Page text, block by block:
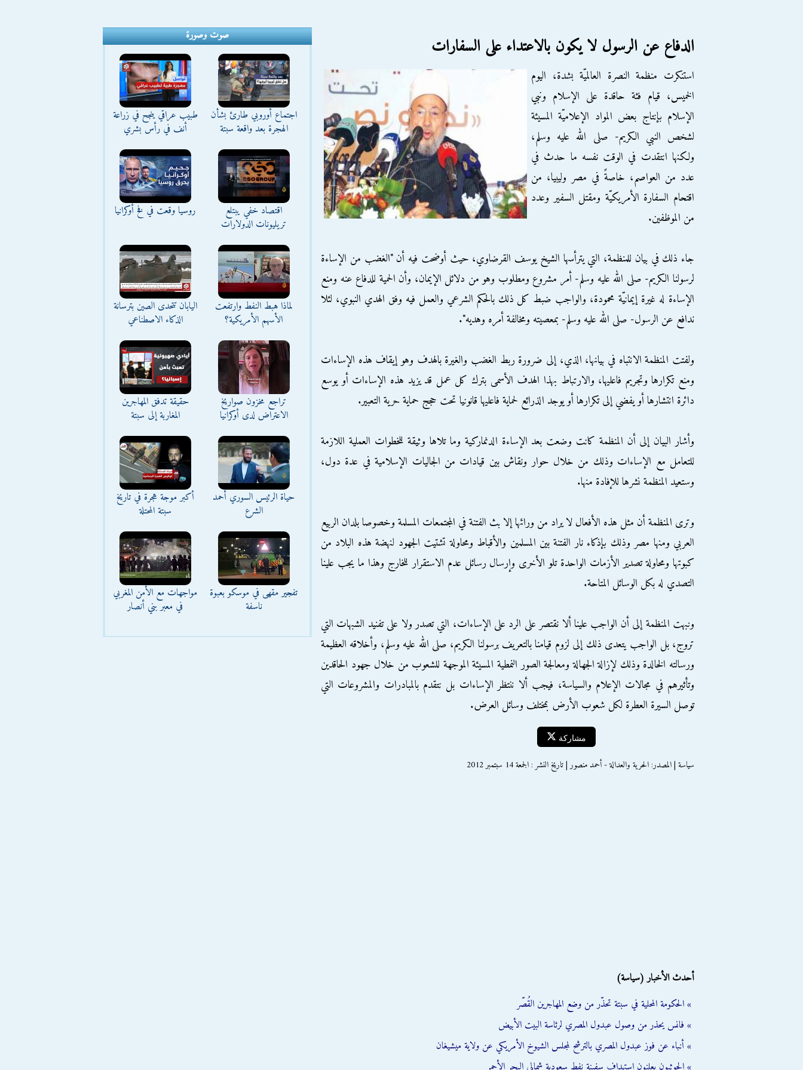
الدفاع عن الرسول لا يكون بالاعتداء على السفارات
استنكرت منظمة النصرة العالميّة بشدة، اليوم
الخميس، قيام فئة حاقدة على الإسلام ونبي
الإسلام بإنتاج بعض المواد الإعلاميّة المسيئة
لشخص النبي الكريم- صلى الله عليه وسلم،
ولكنها انتقدت في الوقت نفسه ما حدث في
عدد من العواصم، خاصةً في مصر وليبيا، من
اقتحام السفارة الأمريكيّة ومقتل السفير وعدد
من الموظفين.
جاء ذلك في بيان للمنظمة، التي يترأسها الشيخ يوسف القرضاوي، حيث أوضحت فيه أن "الغضب من الإساءة
لرسولنا الكريم- صلى الله عليه وسلم- أمر مشروع ومطلوب وهو من دلائل الإيمان، وأن الحمية للدفاع عنه ومنع
الإساءة له غيرة إيمانيّة محمودة، والواجب ضبط كل ذلك بالحكم الشرعي والعمل فيه وفق الهدي النبوي، لئلا
ندافع عن الرسول- صلى الله عليه وسلم- بمعصيته ومخالفة أمره وهديه".
ولفتت المنظمة الانتباه في بيانها، الذي، إلى ضرورة ربط الغضب والغيرة بالهدف وهو إيقاف هذه الإساءات
ومنع تكرارها وتجريم فاعليها، والارتباط بهذا الهدف الأسمى بترك كل عمل قد يزيد هذه الإساءات أو يوسع
دائرة انتشارها أو يفضي إلى تكرارها أو يوجد الذرائع لحماية فاعليها قانونيا تحت حجج حماية حرية التعبير.
وأشار البيان إلى أن المنظمة كانت وضعت بعد الإساءة الدنماركية وما تلاها وثيقة للخطوات العملية اللازمة
للتعامل مع الإساءات وذلك من خلال حوار ونقاش بين قيادات من الجاليات الإسلامية في عدة دول،
وستعيد المنظمة نشرها للإفادة منها.
وترى المنظمة أن مثل هذه الأفعال لا يراد من ورائها إلا بث الفتنة في المجتمعات المسلمة وخصوصا بلدان الربيع
العربي ومنها مصر وذلك بإذكاء نار الفتنة بين المسلمين والأقباط ومحاولة تشتيت الجهود لنهضة هذه البلاد من
كبوتها ومحاولة تصدير الأزمات الواحدة تلو الأخرى وإرسال رسائل عدم الاستقرار للخارج وهذا ما يجب علينا
التصدي له بكل الوسائل المتاحة.
ونبهت المنظمة إلى أن الواجب علينا ألا نقتصر على الرد على الإساءات، التي تصدر ولا على تفنيد الشبهات التي
تروج، بل الواجب يتعدى ذلك إلى لزوم قيامنا بالتعريف برسولنا الكريم، صلى الله عليه وسلم، وأخلاقه العظيمة
ورسالته الخالدة وذلك لإزالة الجهالة ومعالجة الصور النمطية المسيئة الموجهة للشعوب من خلال جهود الحاقدين
وتأثيرهم في مجالات الإعلام والسياسة، فيجب ألا ننتظر الإساءات بل نتقدم بالمبادرات والمشروعات التي
توصل السيرة العطرة لكل شعوب الأرض بمختلف وسائل العرض.
مشاركة
سياسة | المصدر: الحرية والعدالة - أحمد منصور | تاريخ النشر : الجمعة 14 سبتمبر 2012
أحدث الأخبار (سياسة)
» الحكومة المحلية في سبتة تحذّر من وضع المهاجرين القُصّر
» فانس يحذر من وصول عبدول المصري لرئاسة البيت الأبيض
» أنباء عن فوز عبدول المصري بالترشح لمجلس الشيوخ الأمريكي عن ولاية ميشيغان
صوت وصورة
اجتماع أوروبي طارئ بشأن
الهجرة بعد واقعة سبتة
طبيب عراقي ينجح في زراعة
أنف في رأس بشري
اقتصاد خفي يبتلع
تريليونات الدولارات
روسيا وقعت في فخ أوكرانيا
لماذا هبط النفط وارتفعت
الأسهم الأمريكية؟
اليابان تتحدى الصين بترسانة
الذكاء الاصطناعي
تراجع مخزون صواريخ
الاعتراض لدى أوكرانيا
حقيقة تدفق المهاجرين
المغاربة إلى سبتة
حياة الرئيس السوري أحمد
الشرع
أكبر موجة هجرة في تاريخ
سبتة المحتلة
تفجير مقهى في موسكو بعبوة
ناسفة
مواجهات مع الأمن المغربي
في معبر بني أنصار